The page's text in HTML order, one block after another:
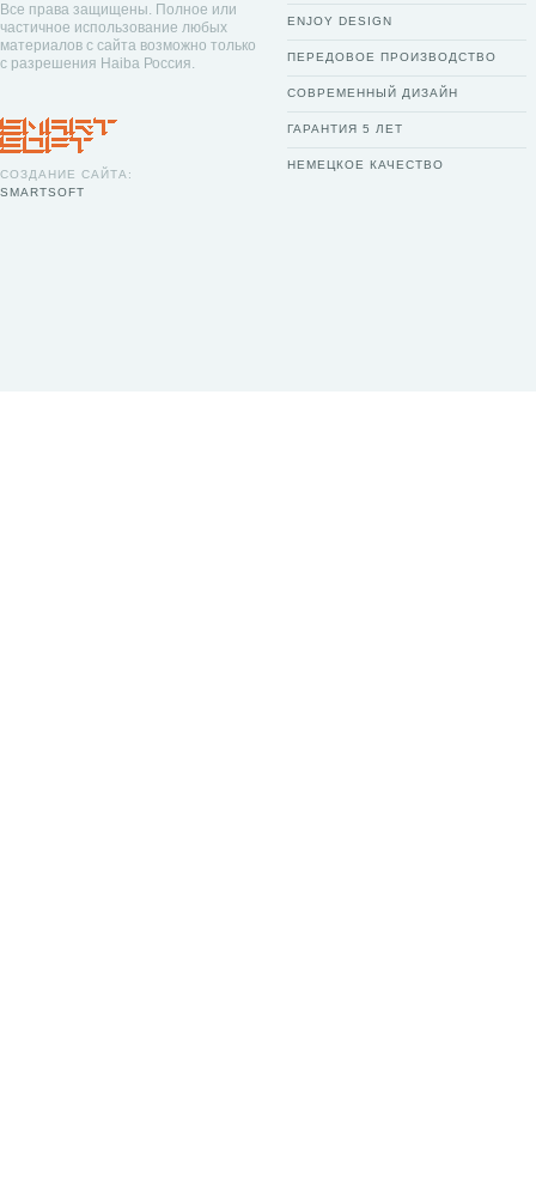
Все права защищены. Полное или
частичное использование любых
материалов с сайта возможно только
с разрешения Haiba Россия.
СОЗДАНИЕ САЙТА:
SMARTSOFT
ENJOY DESIGN
ПЕРЕДОВОЕ ПРОИЗВОДСТВО
СОВРЕМЕННЫЙ ДИЗАЙН
ГАРАНТИЯ 5 ЛЕТ
НЕМЕЦКОЕ КАЧЕСТВО